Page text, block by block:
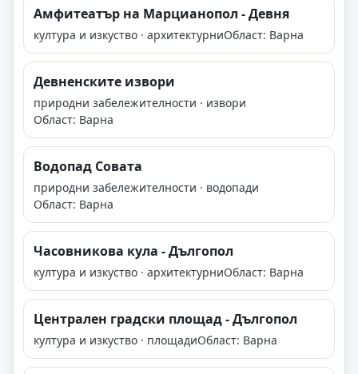
Амфитеатър на Марцианопол - Девня
култура и изкуство · архитектурниОбласт: Варна
Девненските извори
природни забележителности · извори
Област: Варна
Водопад Совата
природни забележителности · водопади
Област: Варна
Часовникова кула - Дългопол
култура и изкуство · архитектурниОбласт: Варна
Централен градски площад - Дългопол
култура и изкуство · площадиОбласт: Варна